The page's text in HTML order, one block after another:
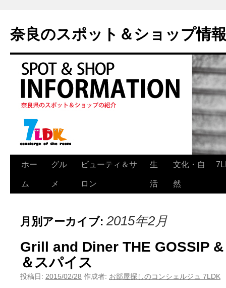
奈良のスポット＆ショップ情報
ホー
ム
グル
メ
ビューティ＆サ
ロン
生
活
文化・自
然
月別アーカイブ: 2015年2月
Grill and Diner THE GOSSIP
＆スパイス
投稿日: 2015/02/28 作成者: お部屋探しのコンシェルジュ 7LDK